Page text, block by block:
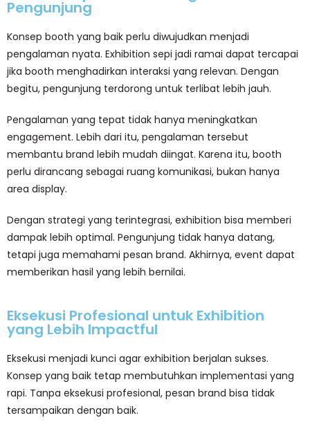
Pengunjung
Konsep booth yang baik perlu diwujudkan menjadi
pengalaman nyata. Exhibition sepi jadi ramai dapat tercapai
jika booth menghadirkan interaksi yang relevan. Dengan
begitu, pengunjung terdorong untuk terlibat lebih jauh.
Pengalaman yang tepat tidak hanya meningkatkan
engagement. Lebih dari itu, pengalaman tersebut
membantu brand lebih mudah diingat. Karena itu, booth
perlu dirancang sebagai ruang komunikasi, bukan hanya
area display.
Dengan strategi yang terintegrasi, exhibition bisa memberi
dampak lebih optimal. Pengunjung tidak hanya datang,
tetapi juga memahami pesan brand. Akhirnya, event dapat
memberikan hasil yang lebih bernilai.
Eksekusi Profesional untuk Exhibition
yang Lebih Impactful
Eksekusi menjadi kunci agar exhibition berjalan sukses.
Konsep yang baik tetap membutuhkan implementasi yang
rapi. Tanpa eksekusi profesional, pesan brand bisa tidak
tersampaikan dengan baik.